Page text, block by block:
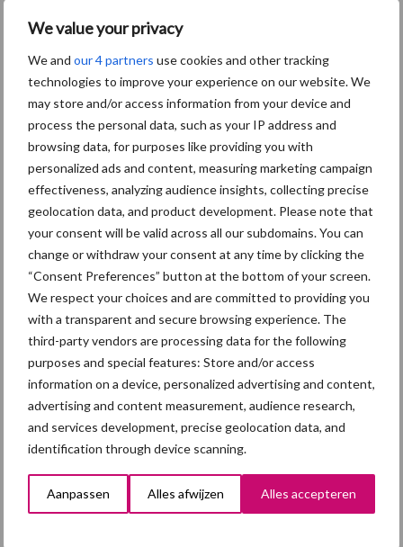
We value your privacy
We and our 4 partners use cookies and other tracking
technologies to improve your experience on our website. We
may store and/or access information from your device and
process the personal data, such as your IP address and
browsing data, for purposes like providing you with
personalized ads and content, measuring marketing campaign
effectiveness, analyzing audience insights, collecting precise
geolocation data, and product development. Please note that
your consent will be valid across all our subdomains. You can
change or withdraw your consent at any time by clicking the
“Consent Preferences” button at the bottom of your screen.
We respect your choices and are committed to providing you
with a transparent and secure browsing experience. The
third-party vendors are processing data for the following
purposes and special features: Store and/or access
information on a device, personalized advertising and content,
advertising and content measurement, audience research,
and services development, precise geolocation data, and
identification through device scanning.
Aanpassen Alles afwijzen Alles accepteren
AVP in Finland onderstreept
dat alertheid belangrijk is,
zeker nu
Toon meer
Footer Onze brandpartners